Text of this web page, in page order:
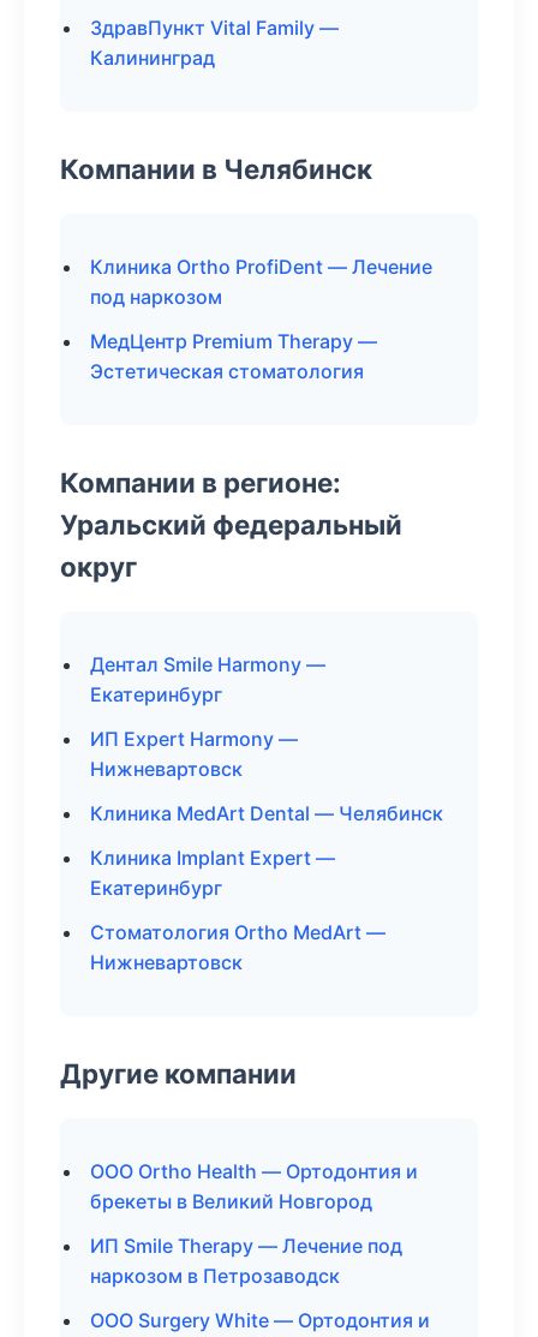
ЗдравПункт Vital Family —
Калининград
Компании в Челябинск
Клиника Ortho ProfiDent — Лечение
под наркозом
МедЦентр Premium Therapy —
Эстетическая стоматология
Компании в регионе:
Уральский федеральный
округ
Дентал Smile Harmony —
Екатеринбург
ИП Expert Harmony —
Нижневартовск
Клиника MedArt Dental — Челябинск
Клиника Implant Expert —
Екатеринбург
Стоматология Ortho MedArt —
Нижневартовск
Другие компании
ООО Ortho Health — Ортодонтия и
брекеты в Великий Новгород
ИП Smile Therapy — Лечение под
наркозом в Петрозаводск
ООО Surgery White — Ортодонтия и